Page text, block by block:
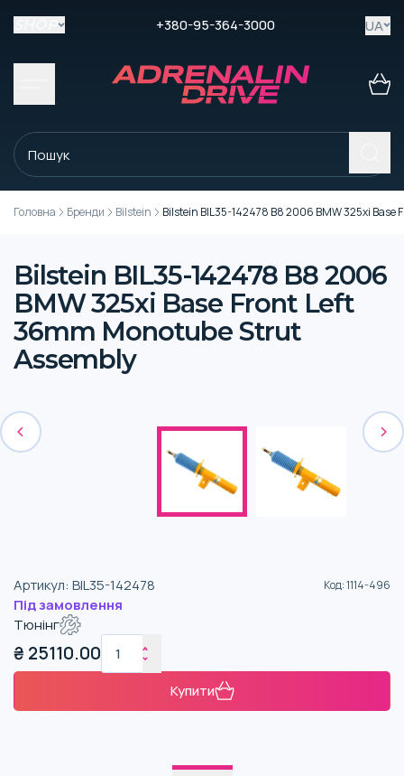
+380-95-364-3000 UA
Головна Бренди Bilstein Bilstein BIL35-142478 B8 2006 BMW 325xi
Bilstein BIL35-142478 B8 2006
BMW 325xi Base Front Left
36mm Monotube Strut
Assembly
Артикул: BIL35-142478 Код:1114-496
Під замовлення
Тюнінг
₴ 25110.00
Купити